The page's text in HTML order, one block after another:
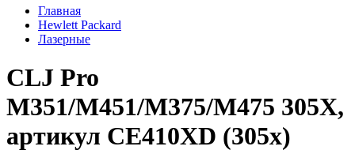
Главная
Hewlett Packard
Лазерные
CLJ Pro
M351/M451/M375/M475 305X,
артикул CE410XD (305x)